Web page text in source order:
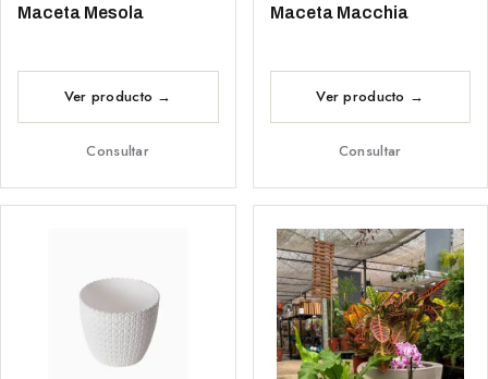
Maceta Mesola
Consultar
Maceta Macchia
Consultar